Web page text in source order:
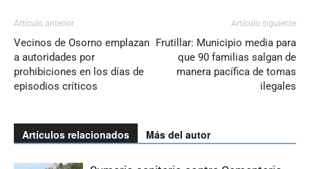
Artículo anterior
Vecinos de Osorno emplazan
a autoridades por
prohibiciones en los días de
episodios críticos
Artículo siguiente
Frutillar: Municipio media para
que 90 familias salgan de
manera pacífica de tomas
ilegales
Artículos relacionados Más del autor